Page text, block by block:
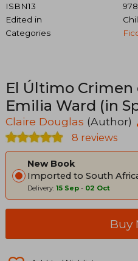
ISBN13
Edited in
Categories
El Último Crimen
Emilia Ward (in
Claire Douglas (Author)
8 reviews
New Book
Imported to South
Delivery: 15 Sep - 02 Oct
Buy